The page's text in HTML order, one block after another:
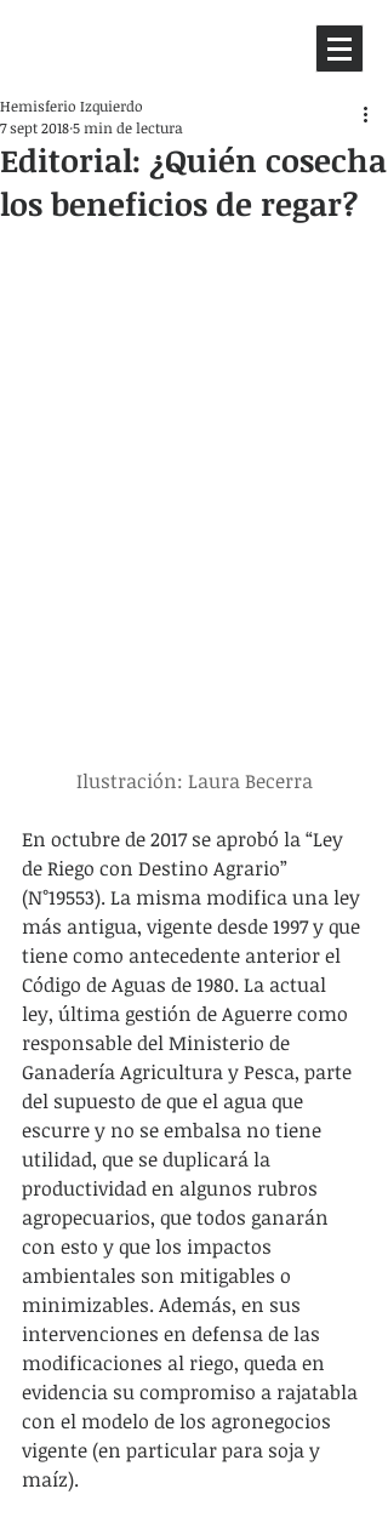
Editorial: ¿Quién cosecha
los beneficios de regar?
Hemisferio Izquierdo
7 sept 20185 min de lectura
Ilustración: Laura Becerra
En octubre de 2017 se aprobó la “Ley
de Riego con Destino Agrario”
(N°19553). La misma modifica una ley
más antigua, vigente desde 1997 y que
tiene como antecedente anterior el
Código de Aguas de 1980. La actual
ley, última gestión de Aguerre como
responsable del Ministerio de
Ganadería Agricultura y Pesca, parte
del supuesto de que el agua que
escurre y no se embalsa no tiene
utilidad, que se duplicará la
productividad en algunos rubros
agropecuarios, que todos ganarán
con esto y que los impactos
ambientales son mitigables o
minimizables. Además, en sus
intervenciones en defensa de las
modificaciones al riego, queda en
evidencia su compromiso a rajatabla
con el modelo de los agronegocios
vigente (en particular para soja y
maíz).